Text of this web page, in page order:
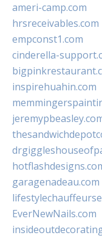
ameri-camp.com
hrsreceivables.com
empconst1.com
cinderella-
inspirehuahin.com
garagenadeau.com
EverNewNails.com